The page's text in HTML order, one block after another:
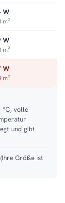
W
m²
W
m²
W
m²
°C, volle
und gibt
Größe ist